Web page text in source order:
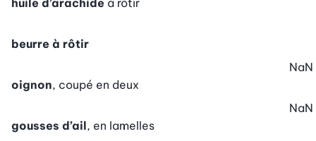
huile d’arachide à rôtir
beurre à rôtir
oignon, coupé en deux
NaN
gousses d’ail, en lamelles
NaN